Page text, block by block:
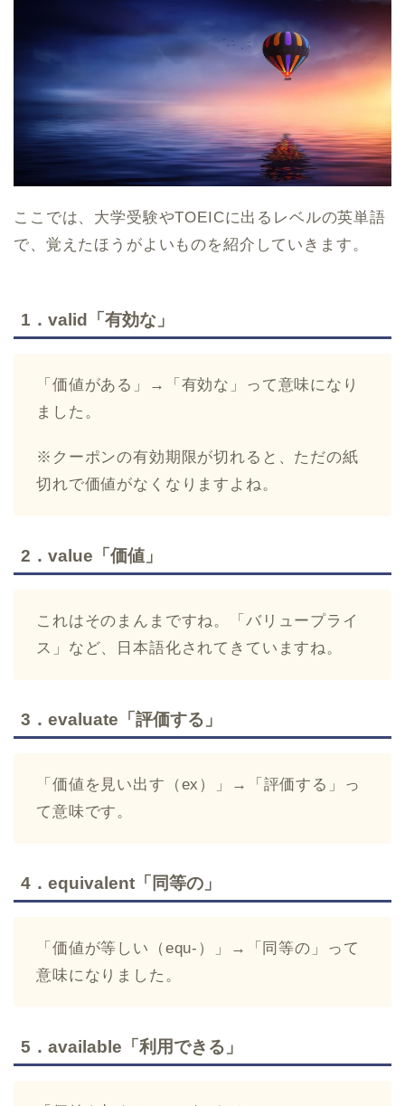
ここでは、大学受験やTOEICに出るレベルの英単語
で、覚えたほうがよいものを紹介していきます。
1．valid「有効な」
「価値がある」→「有効な」って意味になり
ました。
※クーポンの有効期限が切れると、ただの紙
切れで価値がなくなりますよね。
2．value「価値」
これはそのまんまですね。「バリュープライ
ス」など、日本語化されてきていますね。
3．evaluate「評価する」
「価値を見い出す（ex）」→「評価する」っ
て意味です。
4．equivalent「同等の」
「価値が等しい（equ-）」→「同等の」って
意味になりました。
5．available「利用できる」